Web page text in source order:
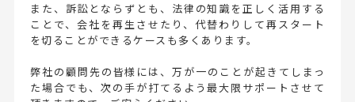
また、訴訟とならずとも、法律の知識を正しく活用する
ことで、会社を再生させたり、代替わりして再スタート
を切ることができるケースも多くあります。
弊社の顧問先の皆様には、万が一のことが起きてしまっ
た場合でも、次の手が打てるよう最大限サポートさせて